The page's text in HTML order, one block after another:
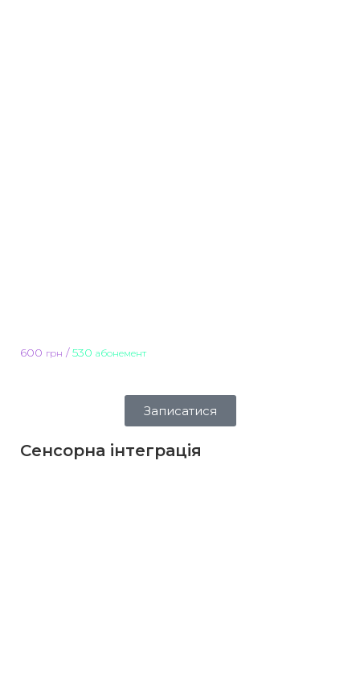
600 грн /530 абонемент
Записатися
Сенсорна інтеграція